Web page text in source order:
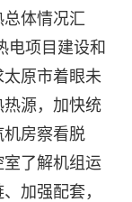
体情况汇
电项目建设和
原市着眼未
源，加快统
房察看脱
了解机组运
加强配套，